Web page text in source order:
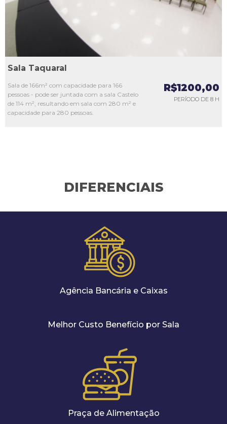
Sala Taquaral
Sala de 166m² com capacidade para 166
pessoas - pode ser juntada com a sala Castelo
de 114 m², resultando em sala com 280 m² e
capacidade para 280 pessoas.
R$1200,00
PERÍODO DE 8 H
DIFERENCIAIS
Agência Bancária e Caixas
Melhor Custo Benefício por Sala
Praça de Alimentação